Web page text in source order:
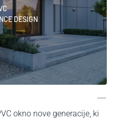
DESIGN
okno nove generacije, ki